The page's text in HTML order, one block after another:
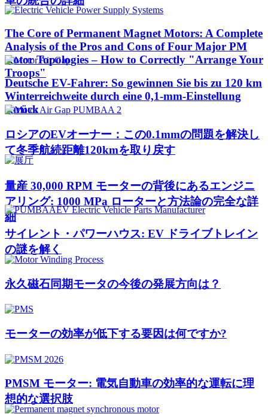
The Core of Permanent Magnet Motors: A Complete
Analysis of the Pros and Cons of Four Major PM
Rotor Topologies – How to Correctly "Arrange Your
Troops"
Deutsche EV-Fahrer: So gewinnen Sie bis zu 120 km
Winterreichweite durch eine 0,1-mm-Einstellung
zurück
ロシアのEVオーナー：この0.1mmの問題を解決し
て冬季航続距離120kmを取り戻す
量産 30,000 RPM モーターの背後にあるエンジニ
アリング: 1000 MPa ローターと方法論の完全な詳
細
サイレント・パワーハウス: EV ドライブトレイン
の謎を解く
永久磁石同期モータの今後の発展方向は？
モーターの効率が低下する要因は何ですか?
PMSM モーター: 電気自動車の効率的な運転に理
想的な選択肢